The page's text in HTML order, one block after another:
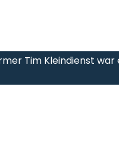
Tim Kleindienst